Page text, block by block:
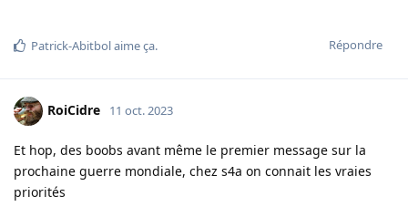
Répondre
Patrick-Abitbolaime ça.
RoiCidre 11 oct. 2023
Et hop, des boobs avant même le premier message sur la
prochaine guerre mondiale, chez s4a on connait les vraies
priorités